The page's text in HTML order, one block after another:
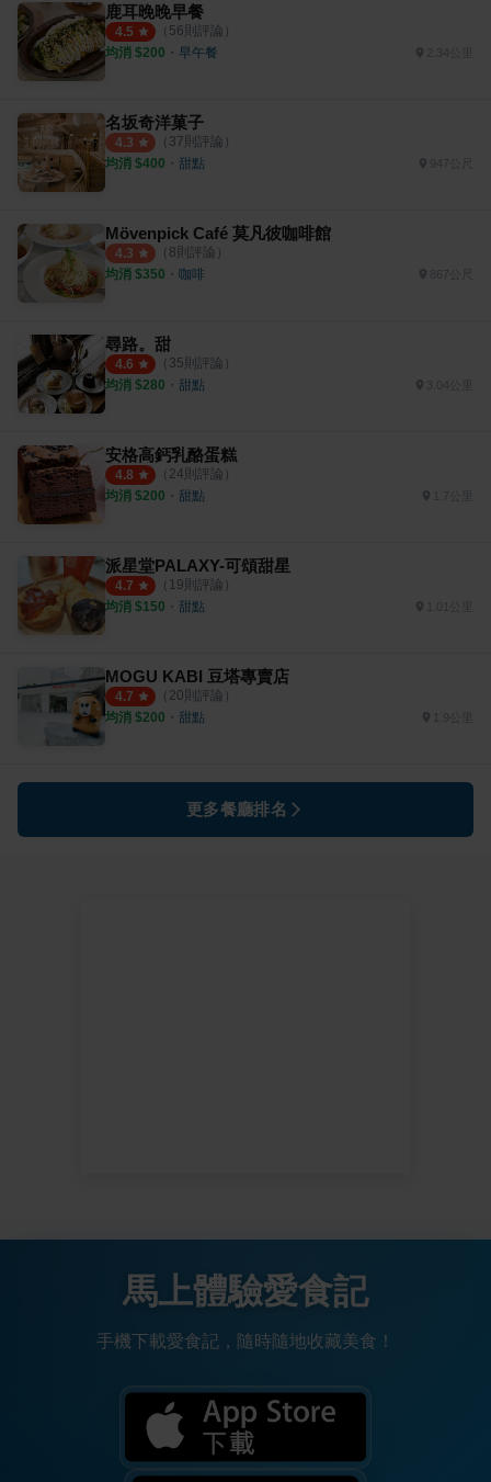
鹿耳晚晚早餐
4.5 （ 56則評論）
均消 $200 ・ 早午餐 2.34公里
名坂奇洋菓子
4.3 （ 37則評論）
均消 $400 ・ 甜點 947公尺
Mövenpick Café 莫凡彼咖啡館
4.3 （ 8則評論）
均消 $350 ・ 咖啡 867公尺
尋路。甜
4.6 （ 35則評論）
均消 $280 ・ 甜點 3.04公里
安格高鈣乳酪蛋糕
4.8 （ 24則評論）
均消 $200 ・ 甜點 1.7公里
派星堂PALAXY-可頌甜星
4.7 （ 19則評論）
均消 $150 ・ 甜點 1.01公里
MOGU KABI 豆塔專賣店
4.7 （ 20則評論）
均消 $200 ・ 甜點 1.9公里
更多餐廳排名
馬上體驗愛食記
手機下載愛食記，隨時隨地收藏美食！